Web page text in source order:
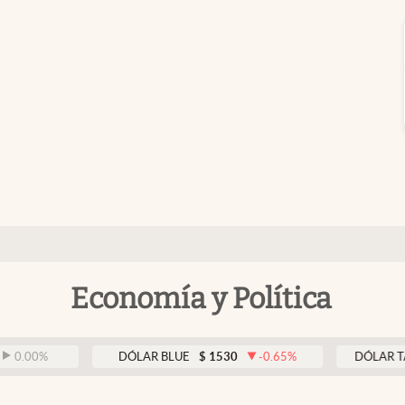
Economía y Política
DÓLAR BLUE $ 1530 -0.65 % DÓLAR TARJETA